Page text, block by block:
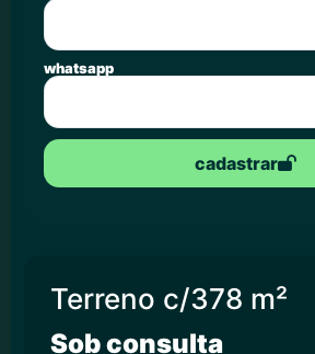
whatsapp
cadastrar
Terreno c/378 m²
Sob consulta